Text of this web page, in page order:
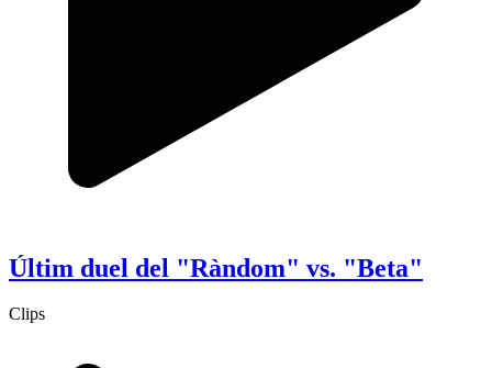
Últim duel del "Ràndom" vs. "Beta"
Clips